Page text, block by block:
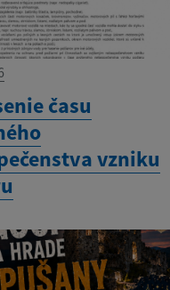
času
vzniku